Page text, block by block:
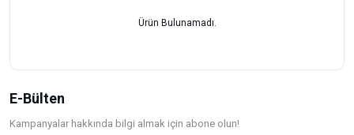
Ürün Bulunamadı.
E-Bülten
Kampanyalar hakkında bilgi almak için abone olun!